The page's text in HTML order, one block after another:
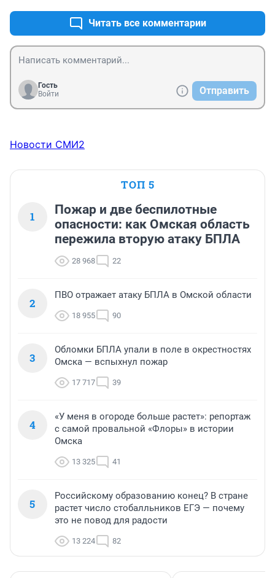
Читать все комментарии
Гость
Войти
Отправить
Новости СМИ2
ТОП 5
1
Пожар и две беспилотные
опасности: как Омская область
пережила вторую атаку БПЛА
28 968 22
2
ПВО отражает атаку БПЛА в Омской области
18 955 90
3
Обломки БПЛА упали в поле в окрестностях
Омска — вспыхнул пожар
17 717 39
4
«У меня в огороде больше растет»: репортаж
с самой провальной «Флоры» в истории
Омска
13 325 41
5
Российскому образованию конец? В стране
растет число стобалльников ЕГЭ — почему
это не повод для радости
13 224 82